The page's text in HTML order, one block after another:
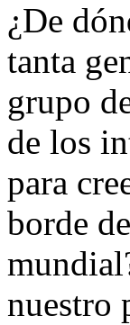
¿De
tanta
grupo
de los
para
borde
nuestro